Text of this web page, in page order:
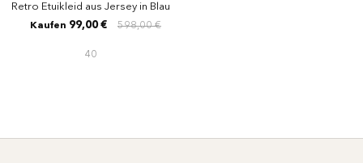
Retro Etuikleid aus Jersey in Blau
598,00 €
Kaufen 99,00 €
40